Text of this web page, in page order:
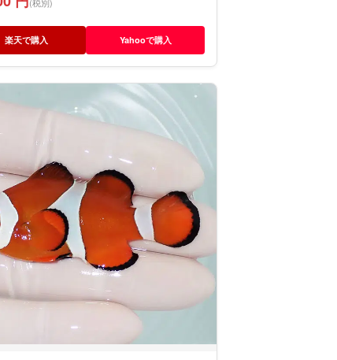
楽天で購入 Yahooで購入